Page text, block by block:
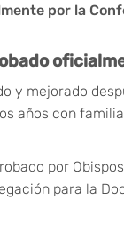
por la
y mejorado
años con
por
para la